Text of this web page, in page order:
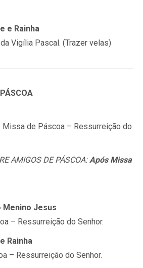
e Rainha
Vigília Pascal. (Trazer velas)
Missa de Páscoa – Ressurreição do
AMIGOS DE PÁSCOA:Após Missa
Menino Jesus
– Ressurreição do Senhor.
Rainha
– Ressurreição do Senhor.